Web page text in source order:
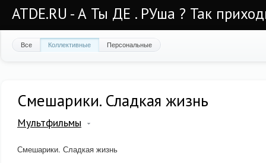
ATDE.RU - А Ты ДЕ . РУша ? Так
Все Коллективные Персональные
Смешарики. Сладкая жизнь
Мультфильмы
Смешарики. Сладкая жизнь